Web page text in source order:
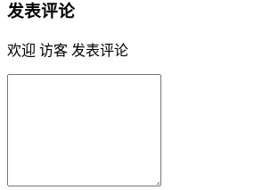
发表评论
欢迎 访客 发表评论